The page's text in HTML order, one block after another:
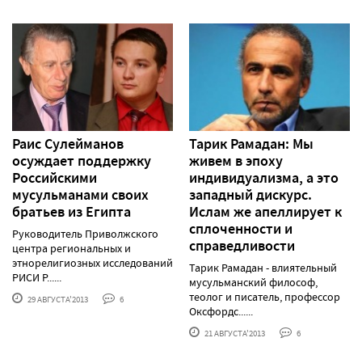
Раис Сулейманов
осуждает поддержку
Российскими
мусульманами своих
братьев из Египта
Руководитель Приволжского
центра региональных и
этнорелигиозных исследований
РИСИ Р......
29 АВГУСТА'2013 6
Тарик Рамадан: Мы
живем в эпоху
индивидуализма, а это
западный дискурс.
Ислам же апеллирует к
сплоченности и
справедливости
Тарик Рамадан - влиятельный
мусульманский философ,
теолог и писатель, профессор
Оксфордс......
21 АВГУСТА'2013 6